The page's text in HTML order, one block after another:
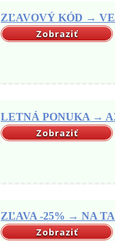
ZĽAVOVÝ KÓD →
Zobraziť
LETNÁ PONUKA →
Zobraziť
ZĽAVA -25% → NA
Zobraziť